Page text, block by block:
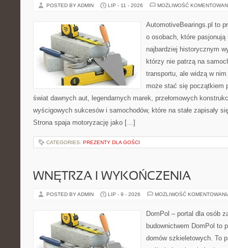
POSTED BY ADMIN LIP - 11 - 2026 MOŻLIWOŚĆ
AutomotiveBearings.pl to
o osobach, które
najbardziej historycznym
którzy nie patrzą na
transportu, ale widzą w
może stać się początkiem
świat dawnych aut, legendarnych marek, przełomowych
wyścigowych sukcesów i samochodów, które na stałe zapisały
Strona spaja motoryzację jako […]
CATEGORIES: PREZENTY DLA GOŚCI
WNĘTRZA I WYKOŃCZENIA
POSTED BY ADMIN LIP - 9 - 2026 MOŻLIWOŚĆ
DomPol – portal dla osób
budownictwem DomPol to
domów szkieletowych. To